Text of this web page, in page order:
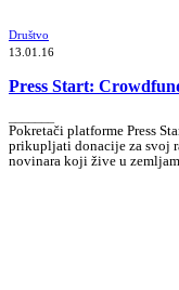
Društvo
13.01.16
Press Start:
Pokretači platforme Press
prikupljati donacije za svoj
novinara koji žive u